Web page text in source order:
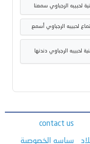
لحبيبه الرجباوي سمعنا
لحبيبه الرجباوي أسمع
لحبيبه الرجباوي دندنها
contact us
سياسه الخصوصية